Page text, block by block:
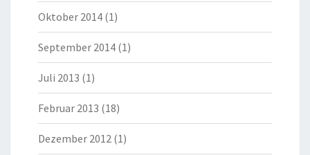
Oktober 2014 (1)
September 2014 (1)
Juli 2013 (1)
Februar 2013 (18)
Dezember 2012 (1)